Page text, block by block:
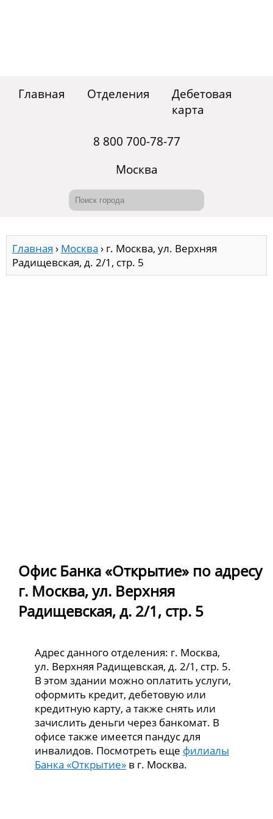
Главная Отделения
Дебетовая
карта
8 800 700-78-77
Москва
Главная › Москва › г. Москва, ул. Верхняя
Радищевская, д. 2/1, стр. 5
Офис Банка «Открытие» по адресу
г. Москва, ул. Верхняя
Радищевская, д. 2/1, стр. 5
Адрес данного отделения: г. Москва,
ул. Верхняя Радищевская, д. 2/1, стр. 5.
В этом здании можно оплатить услуги,
оформить кредит, дебетовую или
кредитную карту, а также снять или
зачислить деньги через банкомат. В
офисе также имеется пандус для
инвалидов. Посмотреть еще филиалы
Банка «Открытие» в г. Москва.